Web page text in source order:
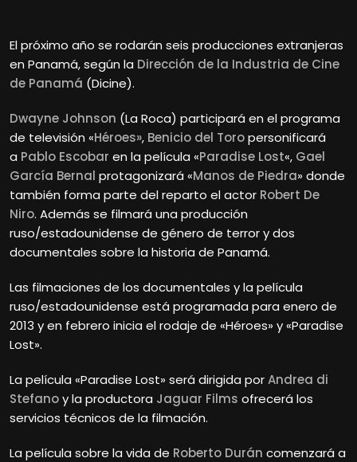
El próximo año se rodarán seis producciones extranjeras
en Panamá, según la Dirección de la Industria de Cine
de Panamá (Dicine).
Dwayne Johnson (La Roca) participará en el programa
de televisión «Héroes», Benicio del Toropersonificará
a Pablo Escobar en la película «Paradise Lost«, Gael
García Bernal protagonizará «Manos de Piedra» donde
también forma parte del reparto el actor Robert De
Niro. Además se filmará una producción
ruso/estadounidense de género de terror y dos
documentales sobre la historia de Panamá.
Las filmaciones de los documentales y la película
ruso/estadounidense está programada para enero de
2013 y en febrero inicia el rodaje de «Héroes» y «Paradise
Lost».
La película «Paradise Lost» será dirigida porAndrea di
Stefanoy la productora Jaguar Films ofrecerá los
servicios técnicos de la filmación.
La película sobre la vida de Roberto Durán comenzará a